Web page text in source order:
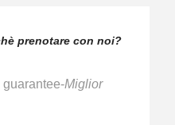
prenotare con noi?
guarantee-Miglior